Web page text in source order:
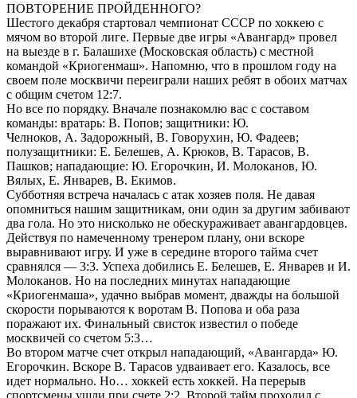
ПОВТОРЕНИЕ ПРОЙДЕННОГО?
Шестого декабря стартовал чемпионат СССР по хоккею с
мячом во второй лиге. Первые две игры «Авангард» провел
на выезде в г. Балашихе (Московская область) с местной
командой «Криогенмаш». Напомню, что в прошлом году на
своем поле москвичи переиграли наших ребят в обоих матчах
с общим счетом 12:7.
Но все по порядку. Вначале познакомлю вас с составом
команды: вратарь: В. Попов; защитники: Ю.
Челноков, А. Задорожный, В. Говорухин, Ю. Фадеев;
полузащитники: Е. Белешев, А. Крюков, В. Тарасов, В.
Пашков; нападающие: Ю. Егорочкин, И. Молоканов, Ю.
Вялых, Е. Январев, В. Екимов.
Субботняя встреча началась с атак хозяев поля. Не давая
опомниться нашим защитникам, они один за другим забивают
два гола. Но это нисколько не обескураживает авангардовцев.
Действуя по намеченному тренером плану, они вскоре
выравнивают игру. И уже в середине второго тайма счет
сравнялся — 3:3. Успеха добились Е. Белешев, Е. Январев и И.
Молоканов. Но на последних минутах нападающие
«Криогенмаша», удачно выбрав момент, дважды на большой
скорости порываются к воротам В. Попова и оба раза
поражают их. Финальный свисток известил о победе
москвичей со счетом 5:3…
Во втором матче счет открыл нападающий, «Авангарда» Ю.
Егорочкин. Вскоре В. Тарасов удваивает его. Казалось, все
идет нормально. Но… хоккей есть хоккей. На перерыв
спортсмены ушли при счете 2:2. Второй тайм проходил с